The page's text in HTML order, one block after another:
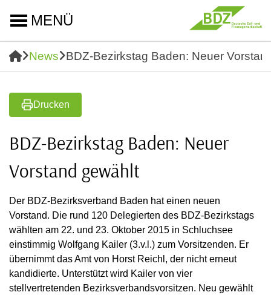
MENÜ
News BDZ-Bezirkstag Baden: Neuer
Drucken
BDZ-Bezirkstag Baden: Neuer
Vorstand gewählt
Der BDZ-Bezirksverband Baden hat einen neuen
Vorstand. Die rund 120 Delegierten des BDZ-Bezirkstags
wählten am 22. und 23. Oktober 2015 in Schluchsee
einstimmig Wolfgang Kailer (3.v.l.) zum Vorsitzenden. Er
übernimmt das Amt von Horst Reichl, der nicht erneut
kandidierte. Unterstützt wird Kailer von vier
stellvertretenden Bezirksverbandsvorsitzen. Neu gewählt